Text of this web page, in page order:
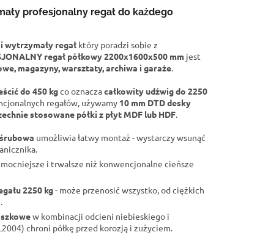
profesjonalny regał do każdego
regał który poradzi sobie z
regał półkowy 2200x1600x500 mm jest
magazyny, warsztaty, archiwa i garaże.
do 450 kgco oznaczacałkowity udźwig do 2250
regałów, używamy 10 mm DTD desky
stosowane półki z płyt MDF lub HDF.
umożliwia łatwy montaż - wystarczy wsunąć
i trwalsze niż konwencjonalne cieńsze
2250 kg- może przenosić wszystko, od ciężkich
w kombinacji odcieni niebieskiego i
chroni półkę przed korozją i zużyciem.